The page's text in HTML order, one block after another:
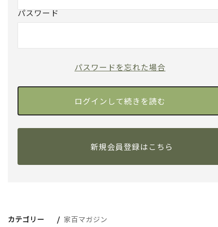
パスワード
パスワードを忘れた場合
新規会員登録はこちら
カテゴリー
家百マガジン